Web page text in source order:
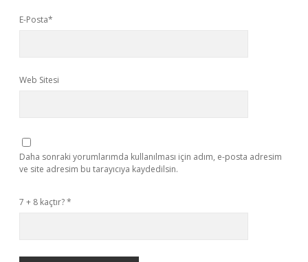
E-Posta*
Web Sitesi
Daha sonraki yorumlarımda kullanılması için adım, e-posta adresim
ve site adresim bu tarayıcıya kaydedilsin.
7 + 8 kaçtır?*